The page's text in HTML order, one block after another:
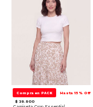
Compra en PACK Hasta 15% Off
$ 39.900